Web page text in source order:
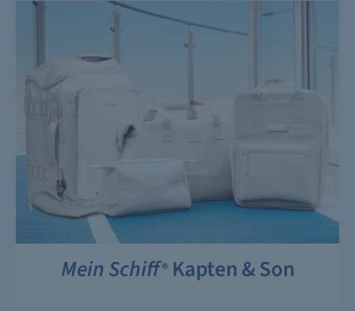
Mein Schiff®Kapten & Son